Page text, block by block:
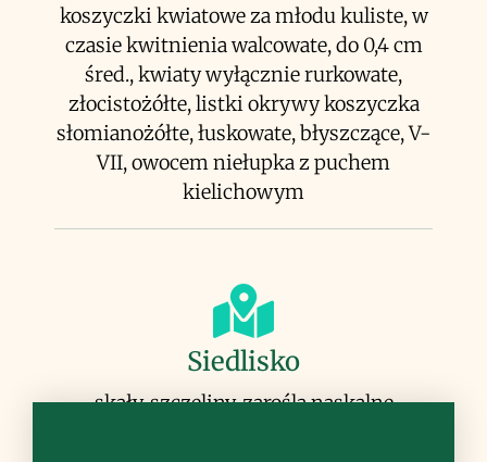
koszyczki kwiatowe za młodu kuliste, w
czasie kwitnienia walcowate, do 0,4 cm
śred., kwiaty wyłącznie rurkowate,
złocistożółte, listki okrywy koszyczka
słomianożółte, łuskowate, błyszczące, V-
VII, owocem niełupka z puchem
kielichowym
Siedlisko
skały, szczeliny, zarośla naskalne